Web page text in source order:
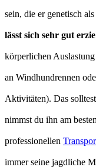
sein, die er genetisch
lässt sich sehr gut
körperlichen
an Windhundrennen
Aktivitäten). Das
nimmst du ihn am
professionellen
immer seine jagdliche